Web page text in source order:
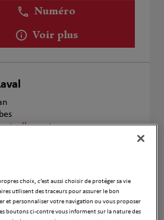
Numéro
Voir plus
choix, c’est aussi choisir de protéger sa vie
utilisent des traceurs pour assurer le bon
et personnaliser votre navigation ou vous proposer
boutons ci-contre vous informent sur la nature des